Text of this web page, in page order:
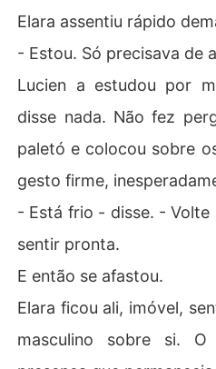
Elara assentiu rápido
- Estou. Só precisava de
Lucien a estudou por
disse nada. Não fez
paletó e colocou sobre
gesto firme,
- Está frio - disse. -
sentir pronta.
E então se afastou.
Elara ficou ali, imóvel,
masculino sobre si.